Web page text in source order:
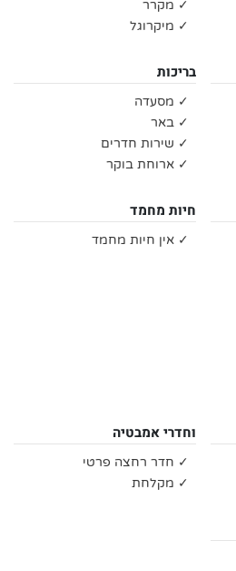
✓ מקרר
✓ מיקרוגל
בריכות
✓ מסעדה
✓ באר
✓ שירות חדרים
✓ ארוחת בוקר
חיות מחמד
✓ אין חיות מחמד
וחדרי אמבטיה
✓ חדר רחצה פרטי
✓ מקלחת